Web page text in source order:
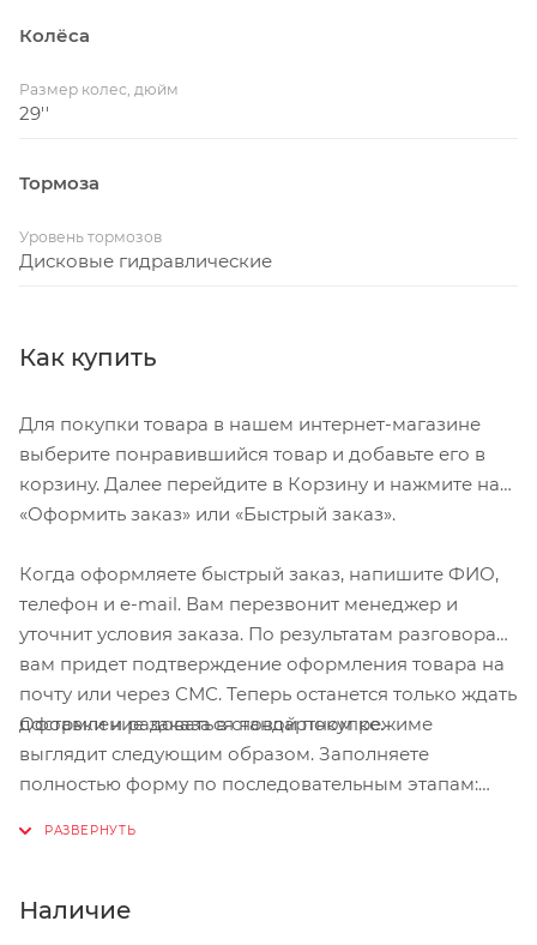
DT Swiss G 1800 SPLINE®, 12x100mm, Tubeless Ready
Цепь
Кассета
Руль
127mm, Flare 2°, Backsweep 6°
Диаметр колес
29"
Цвет
Matte Trooper Green/Grey
Страна
Чехия
Колёса
Размер колес, дюйм
29''
Тормоза
Уровень тормозов
Дисковые гидравлические
Как купить
Для покупки товара в нашем интернет-магазине
выберите понравившийся товар и добавьте его в
корзину. Далее перейдите в Корзину и нажмите на
«Оформить заказ» или «Быстрый заказ».
Когда оформляете быстрый заказ, напишите ФИО,
телефон и e-mail. Вам перезвонит менеджер и
уточнит условия заказа. По результатам разговора
вам придет подтверждение оформления товара на
почту или через СМС. Теперь останется только ждать
доставки и радоваться новой покупке.
Оформление заказа в стандартном режиме
выглядит следующим образом. Заполняете
полностью форму по последовательным этапам:
Нажмите кнопку «Оформить заказ».
Наличие